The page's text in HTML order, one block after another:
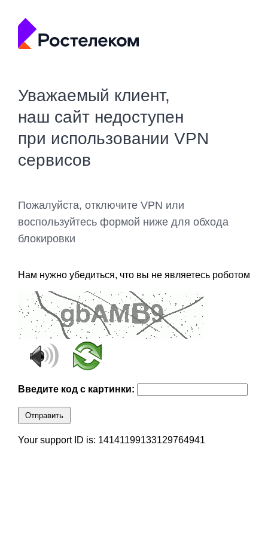
Уважаемый клиент,
наш сайт недоступен
при использовании VPN
сервисов
Пожалуйста, отключите VPN или
воспользуйтесь формой ниже для обхода
блокировки
Нам нужно убедиться, что вы не являетесь роботом
Введите код с картинки:
Отправить
Your support ID is: 14141199133129764941